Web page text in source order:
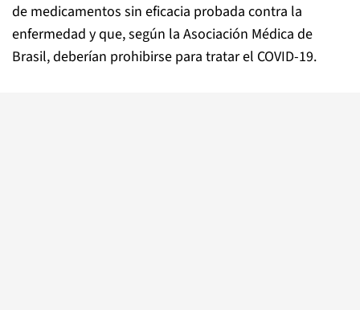
de medicamentos sin eficacia probada contra la
enfermedad y que, según la Asociación Médica de
Brasil, deberían prohibirse para tratar el COVID-19.